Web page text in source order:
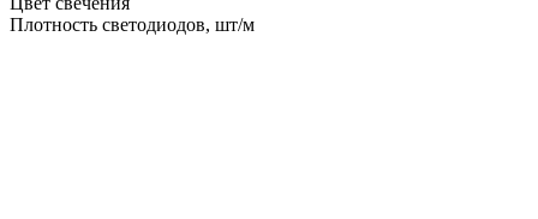
Плотность светодиодов, шт/м